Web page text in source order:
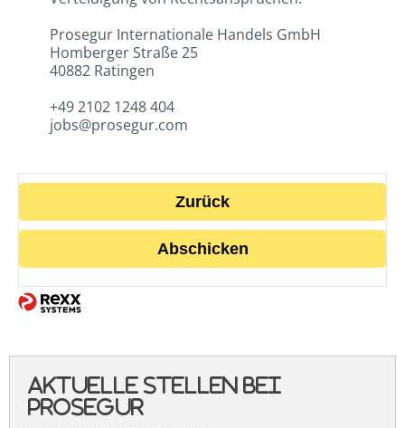
Prosegur Internationale Handels GmbH
Homberger Straße 25
40882 Ratingen
+49 2102 1248 404
jobs@prosegur.com
Zurück
Abschicken
Aktuelle Stellen bei
Prosegur